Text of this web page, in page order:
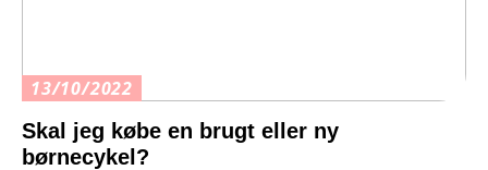
13/10/2022
Skal jeg købe en brugt eller ny
børnecykel?